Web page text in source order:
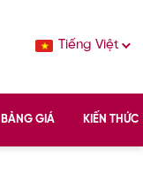
Tiếng Việt
BẢNG GIÁ KIẾN THỨC